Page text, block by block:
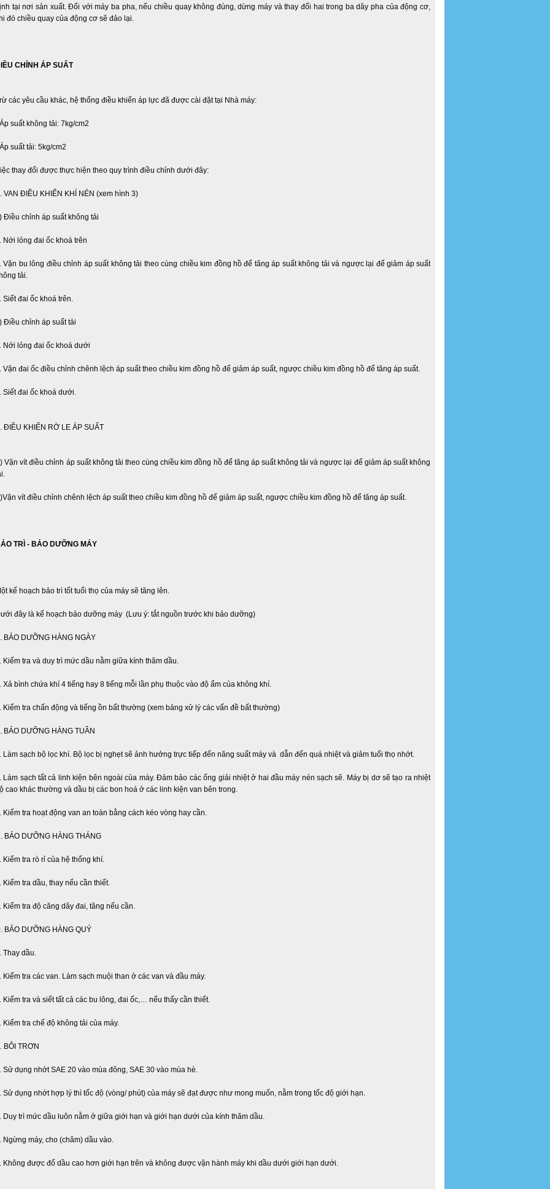
tại nơi sản xuất. Đối với máy ba pha, nếu chiều quay không đúng, dừng máy và thay đổi hai trong ba dây pha của động cơ,
đó chiều quay của động cơ sẽ đảo lại.
CHỈNH ÁP SUẤT
các yêu cầu khác, hệ thống điều khiển áp lực đã được cài đặt tại Nhà máy:
suất không tải: 7kg/cm2
suất tải: 5kg/cm2
thay đổi được thực hiện theo quy trình điều chỉnh dưới đây:
VAN ĐIỀU KHIỂN KHÍ NÉN (xem hình 3)
Điều chỉnh áp suất không tải
Nới lỏng đai ốc khoá trên
Vặn bu lông điều chỉnh áp suất không tải theo cùng chiều kim đồng hồ để tăng áp suất không tải và ngược lại để giảm áp suất
tải.
Siết đai ốc khoá trên.
Điều chỉnh áp suất tải
Nới lỏng đai ốc khoá dưới
Vặn đai ốc điều chỉnh chênh lệch áp suất theo chiều kim đồng hồ để giảm áp suất, ngược chiều kim đồng hồ để tăng áp suất.
Siết đai ốc khoá dưới.
ĐIỀU KHIỂN RỜ LE ÁP SUẤT
Vặn vít điều chỉnh áp suất không tải theo cùng chiều kim đồng hồ để tăng áp suất không tải và ngược lại để giảm áp suất không
vít điều chỉnh chênh lệch áp suất theo chiều kim đồng hồ để giảm áp suất, ngược chiều kim đồng hồ để tăng áp suất.
TRÌ - BẢO DƯỠNG MÁY
kế hoạch bảo trì tốt tuổi thọ của máy sẽ tăng lên.
đây là kế hoạch bảo dưỡng máy (Lưu ý: tắt nguồn trước khi bảo dưỡng)
BẢO DƯỠNG HÀNG NGÀY
Kiểm tra và duy trì mức dầu nằm giữa kính thăm dầu.
Xả bình chứa khí 4 tiếng hay 8 tiếng mỗi lần phụ thuộc vào độ ẩm của không khí.
Kiểm tra chấn động và tiếng ồn bất thường (xem bảng xử lý các vấn đề bất thường)
BẢO DƯỠNG HÀNG TUẦN
Làm sạch bộ lọc khí. Bộ lọc bị nghẹt sẽ ảnh hưởng trực tiếp đến năng suất máy và dẫn đến quá nhiệt và giảm tuổi thọ nhớt.
Lám sạch tất cả linh kiện bên ngoài của máy. Đảm bảo các ống giải nhiệt ở hai đầu máy nén sạch sẽ. Máy bị dơ sẽ tạo ra nhiệt
cao khác thường và dầu bị các bon hoá ở các linh kiện van bên trong.
Kiểm tra hoạt động van an toàn bằng cách kéo vòng hay cần.
BẢO DƯỠNG HÀNG THÁNG
Kiểm tra rò rỉ của hệ thống khí.
Kiểm tra dầu, thay nếu cần thiết.
Kiểm tra độ căng dây đai, tăng nếu cần.
BẢO DƯỠNG HÀNG QUÝ
Thay dầu.
Kiểm tra các van. Làm sạch muội than ở các van và đầu máy.
Kiểm tra và siết tất cả các bu lông, đai ốc,… nếu thấy cần thiết.
Kiểm tra chế độ không tải của máy.
BÔI TRƠN
Sử dụng nhớt SAE 20 vào mùa đông, SAE 30 vào mùa hè.
Sử dụng nhớt hợp lý thì tốc độ (vòng/ phút) của máy sẽ đạt được như mong muốn, nằm trong tốc độ giới hạn.
Duy trì mức dầu luôn nằm ở giữa giới hạn và giới hạn dưới của kính thăm dầu.
Ngừng máy, cho (châm) dầu vào.
Không được đổ dầu cao hơn giới hạn trên và không được vận hành máy khi dầu dưới giới hạn dưới.